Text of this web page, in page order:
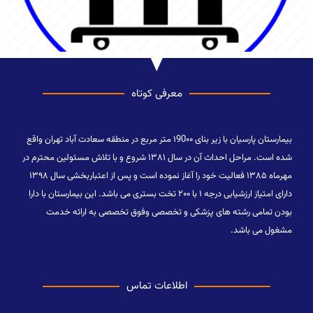
معرفی کوتاه
بیمارستان پارسیان با زیر بنای ۱90۰۰ متر مربع در منطقه سعادت آباد تهران واقع
شده است. مراحل احداث آن در سال ۱۳۸۱ شروع و با تلاش مسئولین محترم در
مهرماه ۱۳۸۵ فعالیت خود را آغاز نموده است و پس از اعتباربخشی سال ۱۳۹۸
دارای امتیاز ارزشیابی درجه ۱ با ۲۰۰ تخت بستری می باشد. این بیمارستان با دارا
بودن تمامی رشته های پزشکی و تخصصی وفوق تخصصی به ارائه خدمت
مشغول می باشد.
اطلاعات تماس